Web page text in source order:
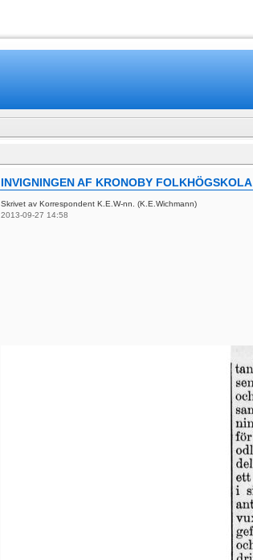
INVIGNINGEN AF KRONOBY FOLKHÖGSKOLA
Skrivet av Korrespondent K.E.W-nn. (K.E.Wichmann)
2013-09-27 14:58